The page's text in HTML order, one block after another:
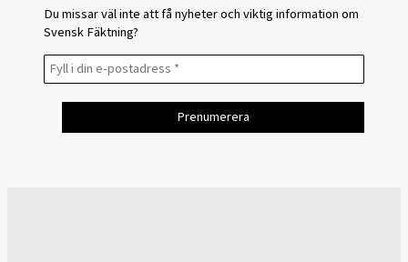
Du missar väl inte att få nyheter och viktig information om
Svensk Fäktning?